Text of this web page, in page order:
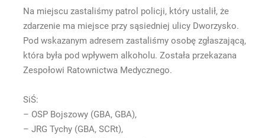
Na miejscu zastaliśmy patrol policji, który ustalił, że
zdarzenie ma miejsce przy sąsiedniej ulicy Dworzysko.
Pod wskazanym adresem zastaliśmy osobę zgłaszającą,
która była pod wpływem alkoholu. Została przekazana
Zespołowi Ratownictwa Medycznego.
SiŚ:
– OSP Bojszowy (GBA, GBA),
– JRG Tychy (GBA, SCRt),